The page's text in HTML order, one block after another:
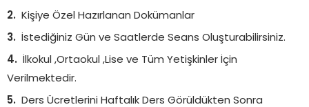
Kişiye Özel Hazırlanan Dokümanlar
İstediğiniz Gün ve Saatlerde Seans Oluşturabilirsiniz.
İlkokul ,Ortaokul ,Lise ve Tüm Yetişkinler İçin
Verilmektedir.
Ders Ücretlerini Haftalık Ders Görüldükten Sonra